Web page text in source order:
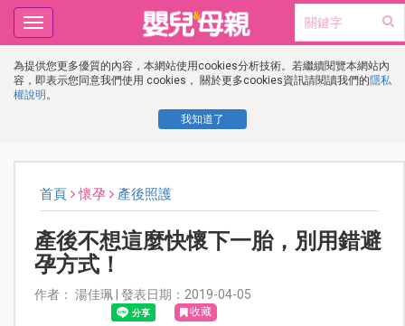
為提供您更多優質的內容，本網站使用cookies分析技術。若繼續閱覽本網站內
容，即表示您同意我們使用 cookies， 關於更多cookies資訊請閱讀我們的隱私
權說明 。
我知道了
Toggle
navigation
首頁 懷孕 產後照護
產後不想這麼快懷下一胎，別用錯避
孕方式！
作者： 湯佳珮 | 發表日期：2019-04-05
收藏